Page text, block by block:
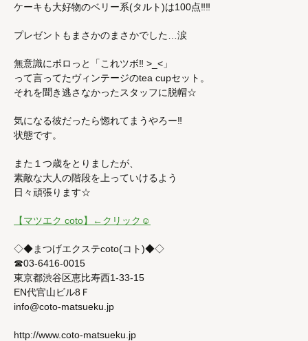
ケーキも大好物のベリー系(タルト)は100点‼︎‼︎
プレゼントもまさかのまさかでした…涙
無意識にポロっと「これツボ‼︎ >_<」
って言ってたヴィンテージのtea cupセット。
それを聞き逃さなかったスタッフに脱帽☆
気になる彼だったら惚れてまうやろー‼︎
状態です。
また１つ歳をとりましたが、
素敵な大人の階段を上っていけるよう
日々頑張ります☆
【マツエク coto】←クリック☺︎
◇◆まつげエクステcoto(コト)◆◇
☎︎03-6416-0015
東京都渋谷区恵比寿西1-33-15
EN代官山ビル8Ｆ
info@coto-matsueku.jp
http://www.coto-matsueku.jp